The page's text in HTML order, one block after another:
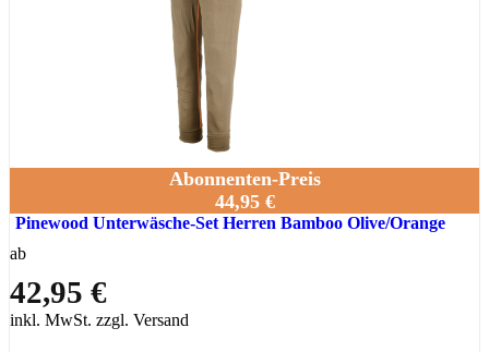
44,95 €
Abonnenten-Preis
Pinewood Unterwäsche-Set Herren Bamboo Olive/Orange
ab
42,95 €
inkl. MwSt. zzgl. Versand